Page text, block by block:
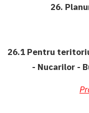
26.
26.1 Pentru
- Nucarilor -